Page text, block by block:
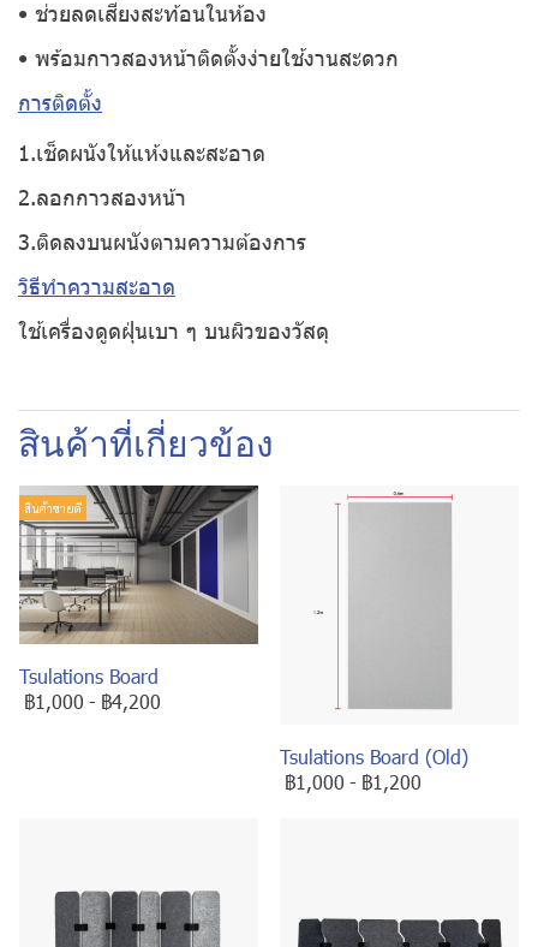
• ช่วยลดเสียงสะท้อนในห้อง
• พร้อมกาวสองหน้าติดตั้งง่ายใช้งานสะดวก
การติดตั้ง
1.เช็ดผนังให้แห้งและสะอาด
2.ลอกกาวสองหน้า
3.ติดลงบนผนังตามความต้องการ
วิธีทำความสะอาด
ใช้เครื่องดูดฝุ่นเบา ๆ บนผิวของวัสดุ
สินค้าที่เกี่ยวข้อง
สินค้าขายดี
Tsulations Board
฿1,000 - ฿4,200
Tsulations Board (Old)
฿1,000 - ฿1,200